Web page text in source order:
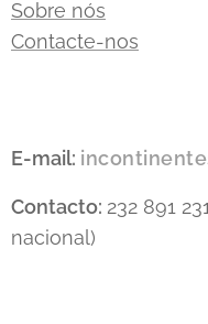
Sobre nós
Contacte-nos
E-mail:
Contacto: 232 891
nacional)